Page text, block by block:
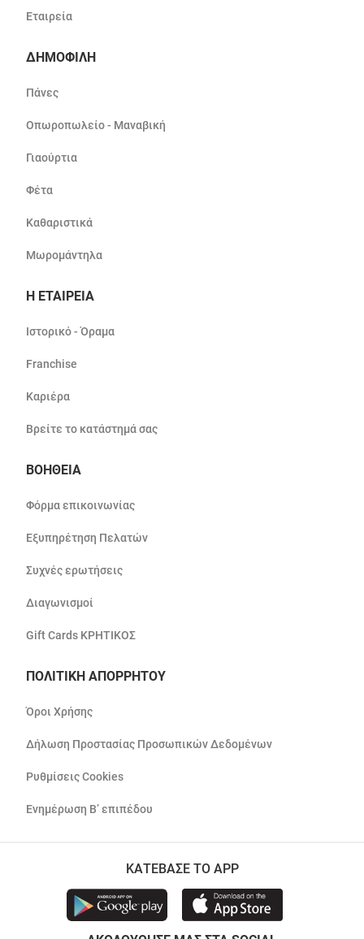
Εταιρεία
ΔΗΜΟΦΙΛΗ
Πάνες
Οπωροπωλείο - Μαναβική
Γιαούρτια
Φέτα
Καθαριστικά
Μωρομάντηλα
Η ΕΤΑΙΡΕΙΑ
Ιστορικό - Όραμα
Franchise
Καριέρα
Βρείτε το κατάστημά σας
ΒΟΗΘΕΙΑ
Φόρμα επικοινωνίας
Εξυπηρέτηση Πελατών
Συχνές ερωτήσεις
Διαγωνισμοί
Gift Cards ΚΡΗΤΙΚΟΣ
ΠΟΛΙΤΙΚΗ ΑΠΟΡΡΗΤΟΥ
Όροι Χρήσης
Δήλωση Προστασίας Προσωπικών Δεδομένων
Ρυθμίσεις Cookies
Ενημέρωση Β’ επιπέδου
ΚΑΤΕΒΑΣΕ ΤΟ APP